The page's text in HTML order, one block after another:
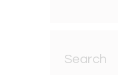
Search